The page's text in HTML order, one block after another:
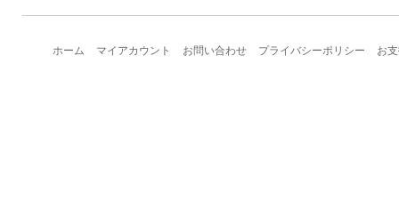
ホーム マイアカウント お問い合わせ プライバシーポリシー お